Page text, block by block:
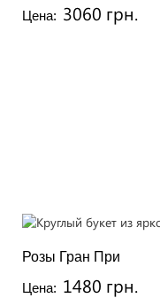
Цена: 3060 грн.
Розы Гран При
Цена: 1480 грн.